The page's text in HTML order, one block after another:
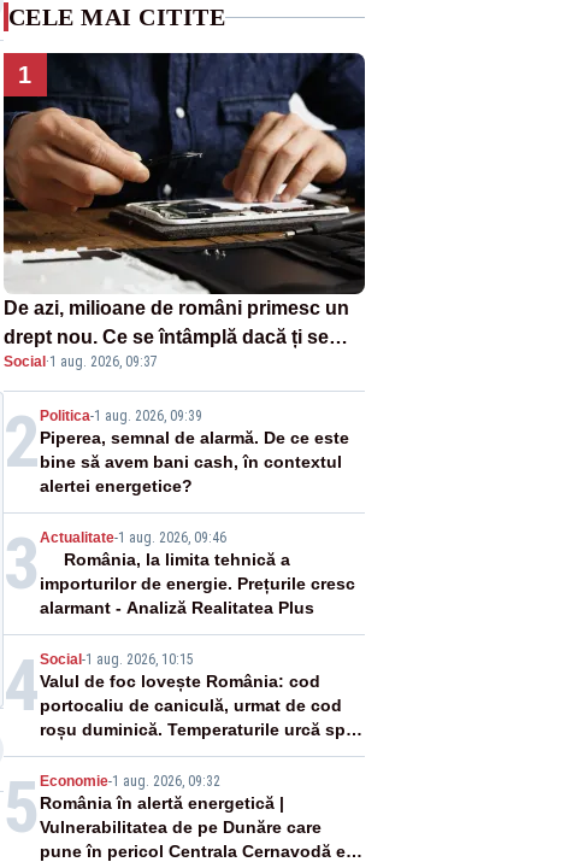
CELE MAI CITITE
1
De azi, milioane de români primesc un
drept nou. Ce se întâmplă dacă ți se
strică un produs
Social ·1 aug. 2026, 09:37
2 Politica-1 aug. 2026, 09:39
Piperea, semnal de alarmă. De ce este
bine să avem bani cash, în contextul
alertei energetice?
3 Actualitate-1 aug. 2026, 09:46
România, la limita tehnică a
importurilor de energie. Prețurile cresc
alarmant - Analiză Realitatea Plus
4Social -1 aug. 2026, 10:15
Valul de foc lovește România: cod
portocaliu de caniculă, urmat de cod
roșu duminică. Temperaturile urcă spre
40°C
5 Economie-1 aug. 2026, 09:32
România în alertă energetică |
Vulnerabilitatea de pe Dunăre care
pune în pericol Centrala Cernavodă era